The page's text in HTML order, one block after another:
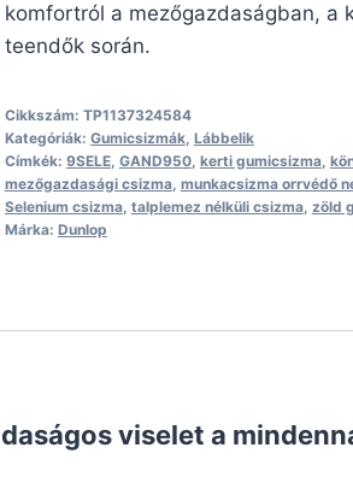
komfortról a mezőgazdaságban, a
teendők során.
Cikkszám: TP1137324584
Kategóriák: Gumicsizmák, Lábbelik
Címkék: 9SELE, GAND950, kerti gumicsizma,
mezőgazdasági csizma, munkacsizma orrvédő
Selenium csizma, talplemez nélküli csizma, zöld
Márka: Dunlop
viselet a